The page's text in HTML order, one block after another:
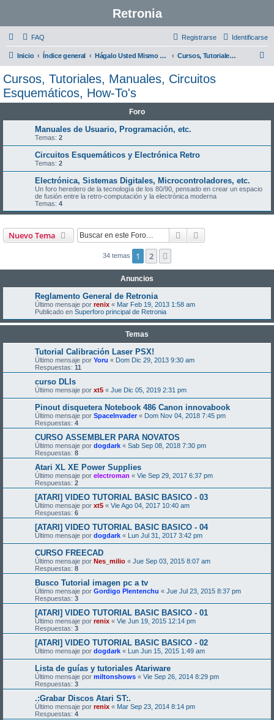
Retronia
FAQ Identificarse
Registrarse
Inicio Índice general Hágalo Usted Mismo - DIY Cursos, Tutoriales, Manuales, Circuitos Esquemáticos, How-To's
Cursos, Tutoriales, Manuales, Circuitos
Esquemáticos, How-To's
Foro
Manuales de Usuario, Programación, etc.
Temas: 2
Circuitos Esquemáticos y Electrónica Retro
Temas: 2
Electrónica, Sistemas Digitales, Microcontroladores, etc.
Un foro heredero de la tecnología de los 80/90, pensado en crear un espacio
de fusión entre la retro-computación y la electrónica moderna
Temas: 4
Nuevo Tema Buscar
34 temas 1 2
Anuncios
Reglamento General de Retronia
Último mensaje por renix « Mar Feb 19, 2013 1:58 am
Publicado en Superforo principal de Retronia
Temas
Tutorial Calibración Laser PSX!
Último mensaje por Yoru « Dom Dic 29, 2013 9:30 am
Respuestas: 11
curso DLIs
Último mensaje por xt5 « Jue Dic 05, 2019 2:31 pm
Pinout disquetera Notebook 486 Canon innovabook
Último mensaje por SpaceInvader« Dom Nov 04, 2018 7:45 pm
Respuestas: 4
CURSO ASSEMBLER PARA NOVATOS
Último mensaje por dogdark « Sab Sep 08, 2018 7:30 pm
Respuestas: 8
Atari XL XE Power Supplies
Último mensaje por electroman « Vie Sep 29, 2017 6:37 pm
Respuestas: 2
[ATARI] VIDEO TUTORIAL BASIC BASICO - 03
Último mensaje por xt5 « Vie Ago 04, 2017 10:40 am
Respuestas: 6
[ATARI] VIDEO TUTORIAL BASIC BASICO - 04
Último mensaje por dogdark « Lun Jul 31, 2017 3:42 pm
CURSO FREECAD
Último mensaje por Nes_milio « Jue Sep 03, 2015 8:07 am
Respuestas: 8
Busco Tutorial imagen pc a tv
Último mensaje por Gordigo Plentenchu « Jue Jul 23, 2015 8:37 pm
Respuestas: 3
[ATARI] VIDEO TUTORIAL BASIC BASICO - 01
Último mensaje por renix « Vie Jun 19, 2015 12:14 pm
Respuestas: 3
[ATARI] VIDEO TUTORIAL BASIC BASICO - 02
Último mensaje por dogdark « Lun Jun 15, 2015 1:49 am
Lista de guías y tutoriales Atariware
Último mensaje por miltonshows « Vie Sep 26, 2014 8:29 pm
Respuestas: 3
.:Grabar Discos Atari ST:.
Último mensaje por renix « Mar Sep 23, 2014 8:14 pm
Respuestas: 4